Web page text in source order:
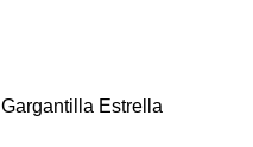
Gargantilla Estrella